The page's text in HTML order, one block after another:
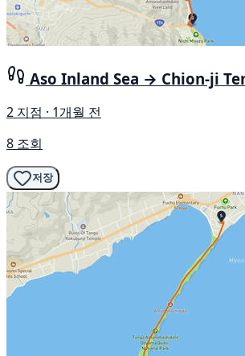
Aso Inland Sea → Chion-ji
2 지점 · 1개월 전
8 조회
저장